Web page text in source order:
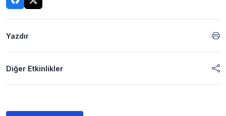
Yazdır
Diğer Etkinlikler